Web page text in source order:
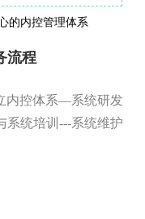
的内控管理体系
流程
内控体系—系统研发
统培训---系统维护